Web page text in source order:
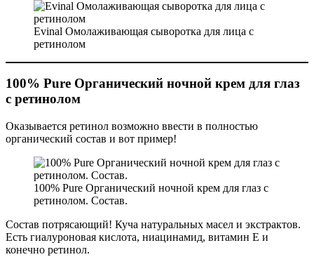
Evinal Омолаживающая сыворотка для лица с
ретинолом
100% Pure Органический ночной крем для глаз
с ретинолом
Оказывается ретинол возможно ввести в полностью
органический состав и вот пример!
100% Pure Органический ночной крем для глаз с
ретинолом. Состав.
Состав потрясающий! Куча натуральных масел и экстрактов.
Есть гиалуроновая кислота, ниацинамид, витамин Е и
конечно ретинол.